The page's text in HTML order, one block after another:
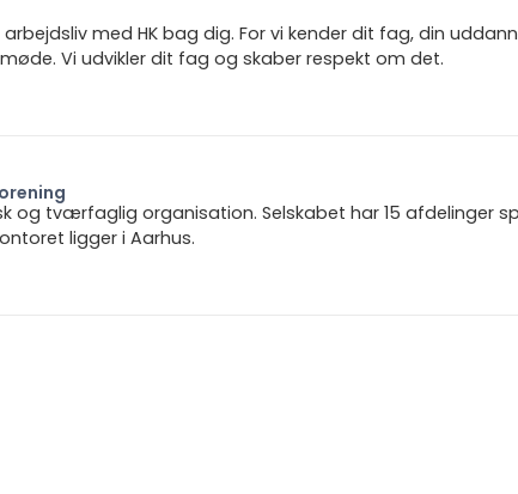
med HK bag dig. For vi kender dit fag, din
Vi udvikler dit fag og skaber respekt om det.
og tværfaglig organisation. Selskabet har 15 afdelinger
ligger i Aarhus.